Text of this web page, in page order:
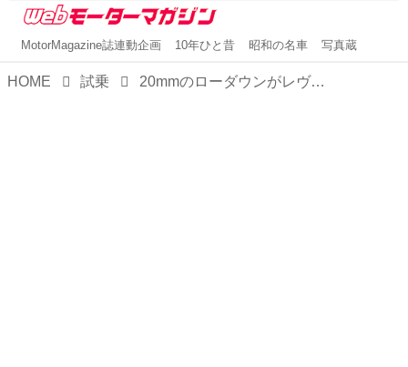
MotorMagazine誌連動企画 10年ひと昔 昭和の名車 写真蔵
HOME 試乗 20mmのローダウンがレヴォーグ レイバックの走りを劇的に変えた。ストロングハイブリッド第3弾、レイバック S：HEVに試乗